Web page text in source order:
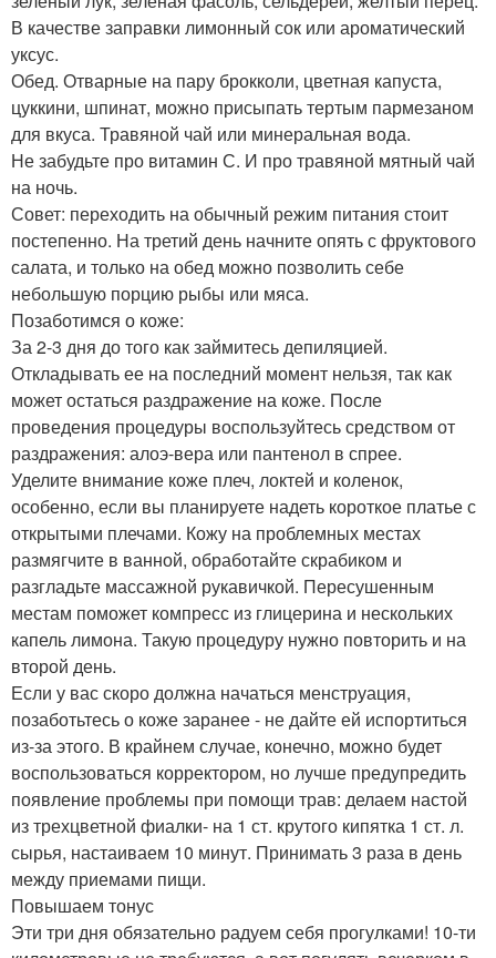
В качестве заправки лимонный сок или ароматический
уксус.
Обед. Отварные на пару брокколи, цветная капуста,
цуккини, шпинат, можно присыпать тертым пармезаном
для вкуса. Травяной чай или минеральная вода.
Не забудьте про витамин С. И про травяной мятный чай
на ночь.
Совет: переходить на обычный режим питания стоит
постепенно. На третий день начните опять с фруктового
салата, и только на обед можно позволить себе
небольшую порцию рыбы или мяса.
Позаботимся о коже:
За 2-3 дня до того как займитесь депиляцией.
Откладывать ее на последний момент нельзя, так как
может остаться раздражение на коже. После
проведения процедуры воспользуйтесь средством от
раздражения: алоэ-вера или пантенол в спрее.
Уделите внимание коже плеч, локтей и коленок,
особенно, если вы планируете надеть короткое платье с
открытыми плечами. Кожу на проблемных местах
размягчите в ванной, обработайте скрабиком и
разгладьте массажной рукавичкой. Пересушенным
местам поможет компресс из глицерина и нескольких
капель лимона. Такую процедуру нужно повторить и на
второй день.
Если у вас скоро должна начаться менструация,
позаботьтесь о коже заранее - не дайте ей испортиться
из-за этого. В крайнем случае, конечно, можно будет
воспользоваться корректором, но лучше предупредить
появление проблемы при помощи трав: делаем настой
из трехцветной фиалки- на 1 ст. крутого кипятка 1 ст. л.
сырья, настаиваем 10 минут. Принимать 3 раза в день
между приемами пищи.
Повышаем тонус
Эти три дня обязательно радуем себя прогулками! 10-ти